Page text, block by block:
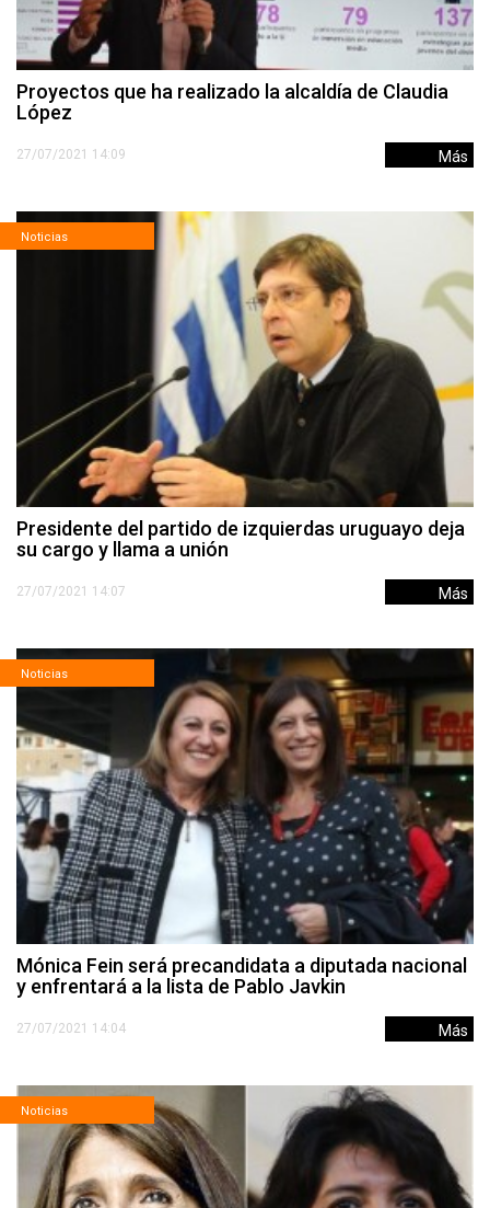
Proyectos que ha realizado la alcaldía de Claudia
López
27/07/2021 14:09 Más
Noticias
Presidente del partido de izquierdas uruguayo deja
su cargo y llama a unión
27/07/2021 14:07 Más
Noticias
Mónica Fein será precandidata a diputada nacional
y enfrentará a la lista de Pablo Javkin
27/07/2021 14:04 Más
Noticias